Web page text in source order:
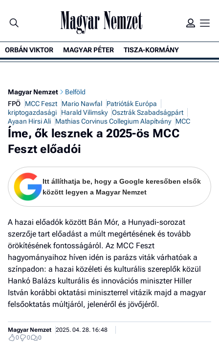
ORBÁN VIKTOR MAGYAR PÉTER TISZA-KORMÁNY
Magyar Nemzet
Belföld
FPÖ
MCC Feszt Mario Nawfal
Patrióták Európa
kriptogazdasági
Harald Vilimsky Osztrák Szabadságpárt
Ayaan Hirsi Ali
Mathias Corvinus Collegium Alapítvány MCC
Íme, ők lesznek a 2025-ös MCC
Feszt előadói
Itt állíthatja be, hogy a Google keresőben elsők
között legyen a Magyar Nemzet
A hazai előadók között Bán Mór, a Hunyadi-sorozat
szerzője tart előadást a múlt megértésének és tovább
örökítésének fontosságáról. Az MCC Feszt
hagyományaihoz híven idén is parázs viták várhatóak a
színpadon: a hazai közéleti és kulturális szereplők közül
Hankó Balázs kulturális és innovációs miniszter Hiller
István korábbi oktatási miniszterrel vitázik majd a magyar
felsőoktatás múltjáról, jelenéről és jövőjéről.
Magyar Nemzet
2025. 04. 28. 16:48
0
0 0